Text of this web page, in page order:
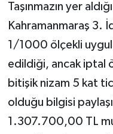
Taşınmazın yer
Kahramanmaraş 3.
1/1000 ölçekli
edildiği, ancak iptal
bitişik nizam 5 kat
olduğu bilgisi
1.307.700,00 TL